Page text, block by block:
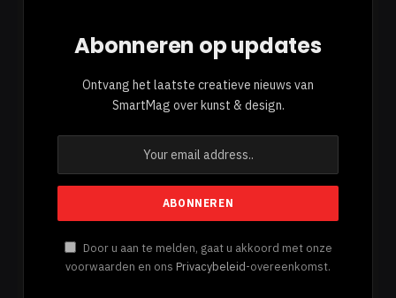
Abonneren op updates
Ontvang het laatste creatieve nieuws van
SmartMag over kunst & design.
Door u aan te melden, gaat u akkoord met onze
voorwaarden en ons Privacybeleid-overeenkomst.